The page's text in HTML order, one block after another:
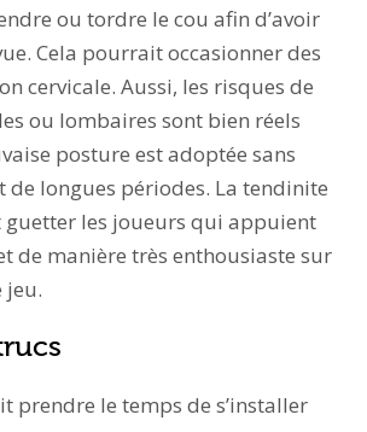
ou tordre le cou afin d’avoir
Cela pourrait occasionner des
cervicale. Aussi, les risques de
ou lombaires sont bien réels
posture est adoptée sans
de longues périodes. La tendinite
guetter les joueurs qui appuient
de manière très enthousiaste sur
jeu.
prendre le temps de s’installer